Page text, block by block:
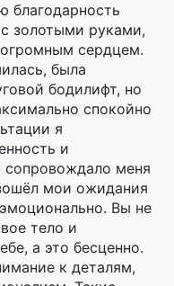
благодарность
золотыми руками,
сердцем.
была
бодилифт, но
спокойно
я
и
сопровождало меня
мои ожидания
Вы не
тело и
а это бесценно.
к деталям,